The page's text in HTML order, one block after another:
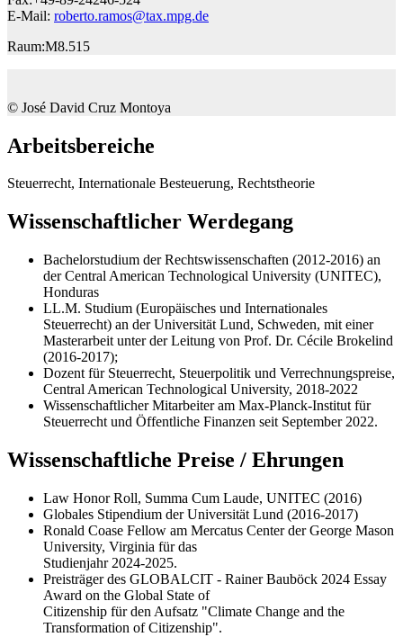
E-Mail: roberto.ramos@tax.mpg.de
Raum:M8.515
© José David Cruz Montoya
Arbeitsbereiche
Steuerrecht, Internationale Besteuerung, Rechtstheorie
Wissenschaftlicher Werdegang
Bachelorstudium der Rechtswissenschaften (2012-2016) an
der Central American Technological University (UNITEC),
Honduras
LL.M. Studium (Europäisches und Internationales
Steuerrecht) an der Universität Lund, Schweden, mit einer
Masterarbeit unter der Leitung von Prof. Dr. Cécile Brokelind
(2016-2017);
Dozent für Steuerrecht, Steuerpolitik und Verrechnungspreise,
Central American Technological University, 2018-2022
Wissenschaftlicher Mitarbeiter am Max-Planck-Institut für
Steuerrecht und Öffentliche Finanzen seit September 2022.
Wissenschaftliche Preise / Ehrungen
Law Honor Roll, Summa Cum Laude, UNITEC (2016)
Globales Stipendium der Universität Lund (2016-2017)
Ronald Coase Fellow am Mercatus Center der George Mason
University, Virginia für das
Studienjahr 2024-2025.
Preisträger des GLOBALCIT - Rainer Bauböck 2024 Essay
Award on the Global State of
Citizenship für den Aufsatz "Climate Change and the
Transformation of Citizenship".